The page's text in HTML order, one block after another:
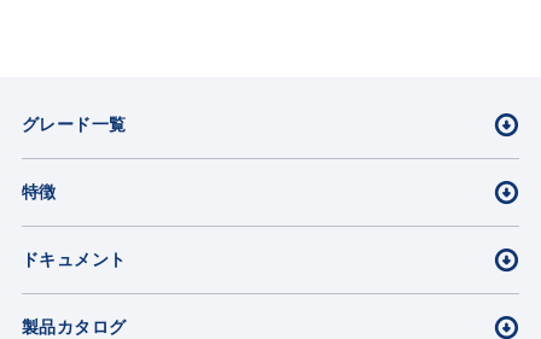
グレード一覧
特徴
ドキュメント
製品カタログ